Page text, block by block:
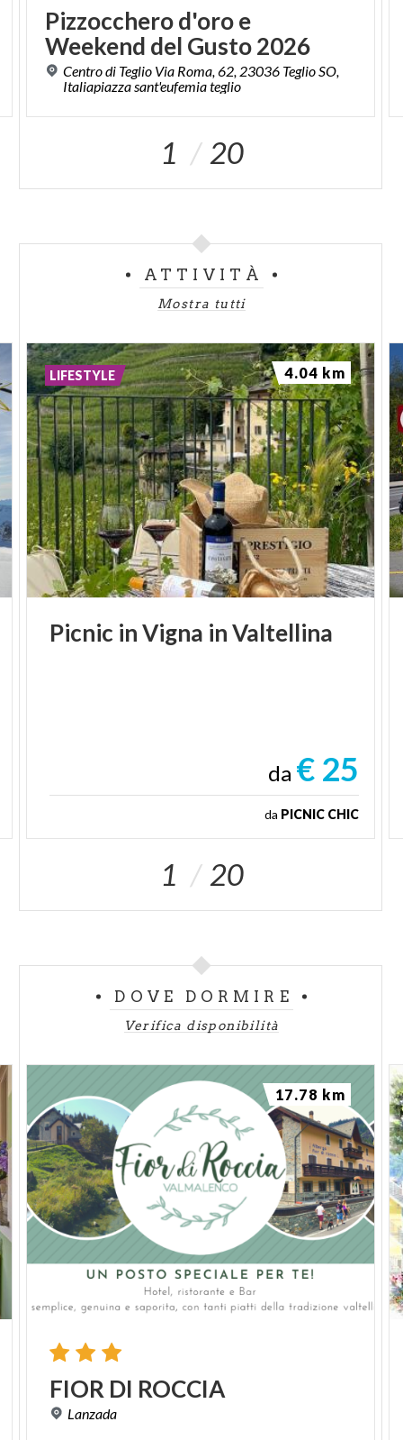
Pizzoccherod'oroe
Weekend del Gusto2026
Centro di Teglio Via Roma, 62, 23036 Teglio SO,
Italiapiazza sant'eufemia teglio
1 20
ATTIVITÀ
Mostra tutti
Picnic inVigna inValtellina
da € 25
da PICNIC CHIC
LIFESTYLE 4.04 km
1 20
DOVE DORMIRE
Verifica disponibilità
FIOR DI ROCCIA
Lanzada
17.78 km